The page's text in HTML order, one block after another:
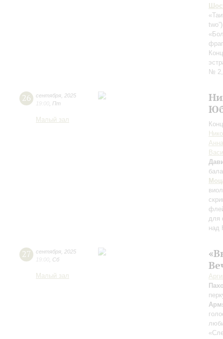
№ 2,
26 сентября 2025
19:00 Пт
Малый зал
для
над
27 сентября 2025
19:00 Сб
Малый зал